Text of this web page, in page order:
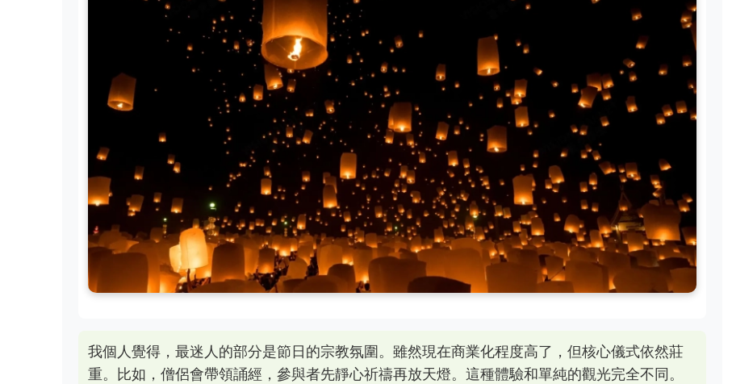
我個人覺得，最迷人的部分是節日的宗教氛圍。雖然現在商業化程度高了，但核心儀式依然莊
重。比如，僧侶會帶領誦經，參與者先靜心祈禱再放天燈。這種體驗和單純的觀光完全不同。